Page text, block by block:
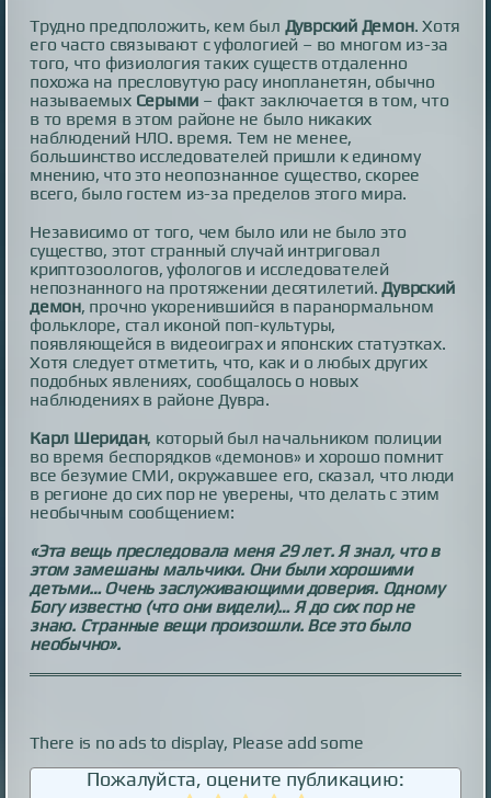
Трудно предположить, кем был Дуврский Демон. Хотя
его часто связывают с уфологией – во многом из-за
того, что физиология таких существ отдаленно
похожа на пресловутую расу инопланетян, обычно
называемых Серыми – факт заключается в том, что
в то время в этом районе не было никаких
наблюдений НЛО. время. Тем не менее,
большинство исследователей пришли к единому
мнению, что это неопознанное существо, скорее
всего, было гостем из-за пределов этого мира.
Независимо от того, чем было или не было это
существо, этот странный случай интриговал
криптозоологов, уфологов и исследователей
непознанного на протяжении десятилетий.Дуврский
демон, прочно укоренившийся в паранормальном
фольклоре, стал иконой поп-культуры,
появляющейся в видеоиграх и японских статуэтках.
Хотя следует отметить, что, как и о любых других
подобных явлениях, сообщалось о новых
наблюдениях в районе Дувра.
Карл Шеридан, который был начальником полиции
во время беспорядков «демонов» и хорошо помнит
все безумие СМИ, окружавшее его, сказал, что люди
в регионе до сих пор не уверены, что делать с этим
необычным сообщением:
«Эта вещь преследовала меня 29 лет. Я знал, что в
этом замешаны мальчики. Они были хорошими
детьми… Очень заслуживающими доверия. Одному
Богу известно (что они видели)… Я до сих пор не
знаю. Странные вещи произошли. Все это было
необычно».
There is no ads to display, Please add some
Пожалуйста, оцените публикацию: